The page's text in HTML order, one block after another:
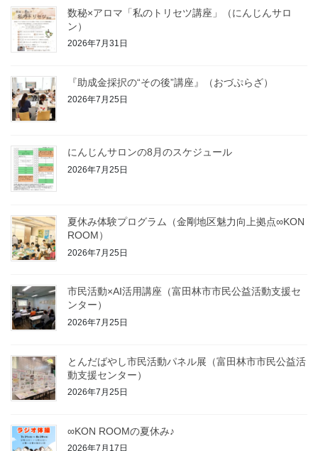
数秘×アロマ「私のトリセツ講座」（にんじんサロ
ン）
2026年7月31日
『助成金採択の“その後”講座』（おづぷらざ）
2026年7月25日
にんじんサロンの8月のスケジュール
2026年7月25日
夏休み体験プログラム（金剛地区魅力向上拠点∞KON
ROOM）
2026年7月25日
市民活動×AI活用講座（富田林市市民公益活動支援セ
ンター）
2026年7月25日
とんだばやし市民活動パネル展（富田林市市民公益活
動支援センター）
2026年7月25日
∞KON ROOMの夏休み♪
2026年7月17日